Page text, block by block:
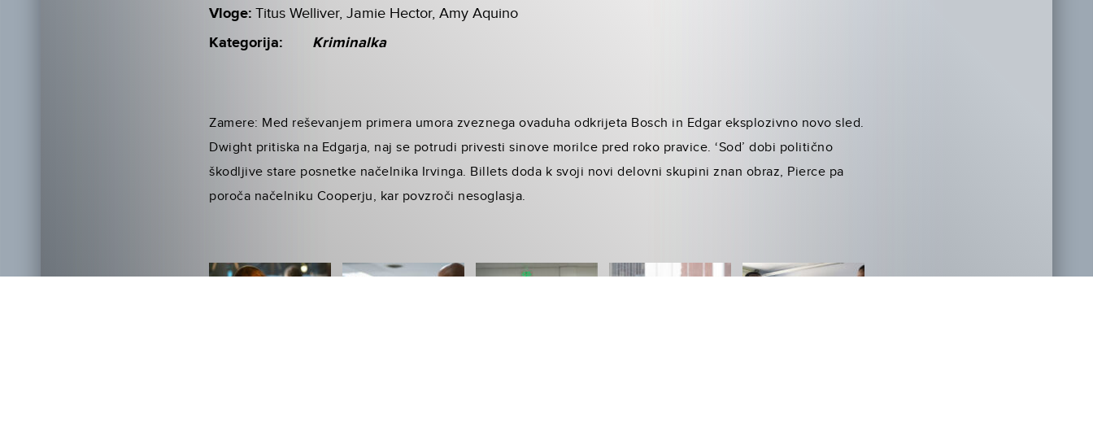
Vloge: Titus Welliver, Jamie Hector, Amy Aquino
Kategorija: Kriminalka
Zamere: Med reševanjem primera umora zveznega ovaduha odkrijeta Bosch in Edgar eksplozivno novo sled.
Dwight pritiska na Edgarja, naj se potrudi privesti sinove morilce pred roko pravice. ‘Sod’ dobi politično
škodljive stare posnetke načelnika Irvinga. Billets doda k svoji novi delovni skupini znan obraz, Pierce pa
poroča načelniku Cooperju, kar povzroči nesoglasja.